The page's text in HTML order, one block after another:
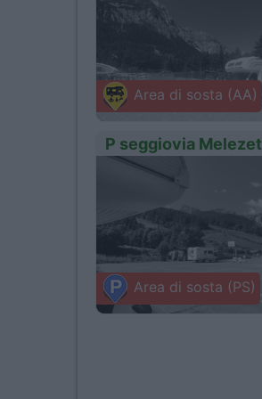
Area di sosta (AA)
P seggiovia Melezet
Area di sosta (PS)